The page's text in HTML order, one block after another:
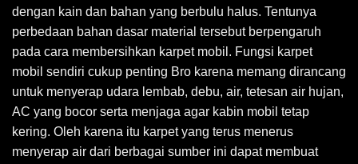
dengan kain dan bahan yang berbulu halus. Tentunya
perbedaan bahan dasar material tersebut berpengaruh
pada cara membersihkan karpet mobil. Fungsi karpet
mobil sendiri cukup penting Bro karena memang dirancang
untuk menyerap udara lembab, debu, air, tetesan air hujan,
AC yang bocor serta menjaga agar kabin mobil tetap
kering. Oleh karena itu karpet yang terus menerus
menyerap air dari berbagai sumber ini dapat membuat